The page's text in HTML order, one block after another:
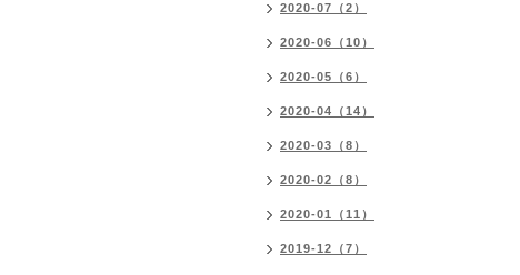
2020-07（2）
2020-06（10）
2020-05（6）
2020-04（14）
2020-03（8）
2020-02（8）
2020-01（11）
2019-12（7）